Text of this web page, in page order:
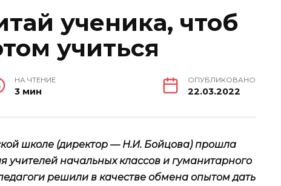
ученика, чтоб
учиться
НА ЧТЕНИЕ
3 мин
ОПУБЛИКОВАНО
22.03.2022
школе (директор — Н.И. Бойцова) прошла
учителей начальных классов и гуманитарного
решили в качестве обмена опытом дать